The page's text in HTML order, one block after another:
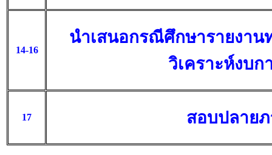
14-16
นำเสนอกรณีศึกษารายงาน
วิเคราะห์งบก
17 สอบปลาย